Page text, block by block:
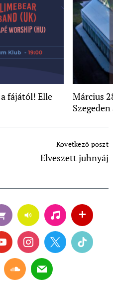
fájától! Elle
Március
Következő poszt
Elveszett juhnyáj